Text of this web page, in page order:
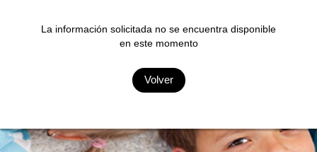
La información solicitada no se encuentra disponible
en este momento
Volver